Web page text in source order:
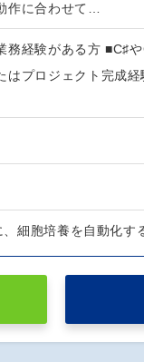
作に合わせて…
務経験がある方 ■C♯
はプロジェクト完成
、細胞培養を自動化